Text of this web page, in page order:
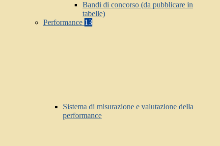
Bandi di concorso (da pubblicare in
tabelle)
Performance 13
Sistema di misurazione e valutazione della
performance